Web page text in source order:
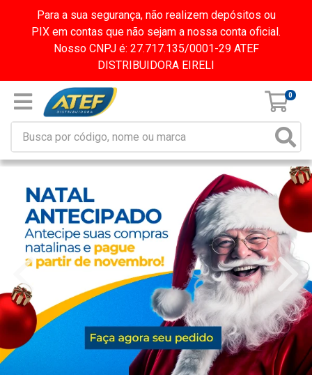
Para a sua segurança, não realizem depósitos ou
PIX em contas que não sejam a nossa conta oficial.
Nosso CNPJ é: 27.717.135/0001-29 ATEF
DISTRIBUIDORA EIRELI
0